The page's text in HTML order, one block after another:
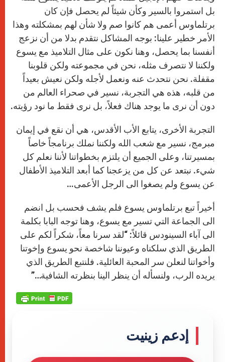
بل استمروا بالسير وكأن شيئاً لم يحصل فإن كان
برتلماوس أعمى هم كانوا صم ولا شأن لهم بمشكلته وهذا
الأمر خطير علينا: بوجه المشاكل نتقدم بدلا من أن نزعج
أنفسنا بما يحصل، وهنا نكون على مثال التلاميذ مع يسوع
ولكننا لا نتصرف مثله، نحن في مجموعته ولكن قلوبنا
مقفلة. نحن نتحدث عنه ونعمل لأجله ولكن نعيش بعيداً
من قلبه، هذه هي التجربة، نسير في صحراء العالم من
دون أن نرى ما يوجد هناك فعلاً، بل نرى فقط ما نود رؤيته.
التجربة الأخرى، يتابع الأب الأقدس، هي أن نقع في إيمان
مبرمج، نسير مع شعب الله ولكننا نملك برنامجاً خاصاً
بمسيرتنا، وعلى الجميع أن يلتزم بخطواتنا لأننا نعلم كل
شيء. نبتعد عن كل من يزعجنا كما أبعد التلاميذ الأطفال
عن يسوع ولم يصغوا الى الرجل الأعمى…
أخيراً تبع برتلماوس يسوع فلم يشف فحسب بل انضم
الى الجماعة التي تسير مع يسوع، وهنا توجه البابا بكلمة
الى آباء السينودس قائلاً: “لقد سرنا معاً، شكراً لكم على
الطريق الذي سلكناه وعيوننا شاخصة نحو يسوع وإخوتنا
وأخواتنا لنعلن سر المحبة العائلية. فلنتبع الطريق الذي
يريده الرب، ولنسأله أن ينظر الينا بنظرته الشافية…”
إدعم زينيت